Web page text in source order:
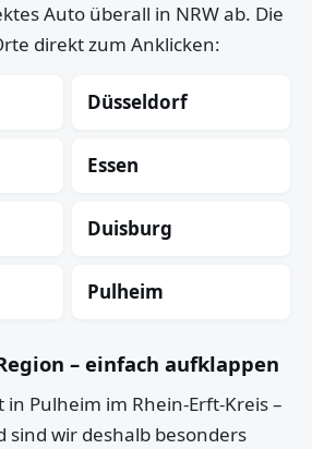
Auto überall in NRW ab. Die
direkt zum Anklicken:
Düsseldorf
Essen
Duisburg
Pulheim
– einfach aufklappen
in Pulheim im Rhein-Erft-Kreis –
sind wir deshalb besonders